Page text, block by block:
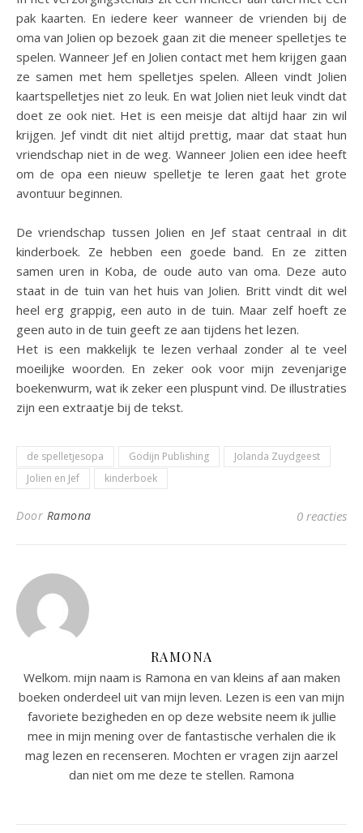
pak kaarten. En iedere keer wanneer de vrienden bij de
oma van Jolien op bezoek gaan zit die meneer spelletjes te
spelen. Wanneer Jef en Jolien contact met hem krijgen gaan
ze samen met hem spelletjes spelen. Alleen vindt Jolien
kaartspelletjes niet zo leuk. En wat Jolien niet leuk vindt dat
doet ze ook niet. Het is een meisje dat altijd haar zin wil
krijgen. Jef vindt dit niet altijd prettig, maar dat staat hun
vriendschap niet in de weg. Wanneer Jolien een idee heeft
om de opa een nieuw spelletje te leren gaat het grote
avontuur beginnen.
De vriendschap tussen Jolien en Jef staat centraal in dit
kinderboek. Ze hebben een goede band. En ze zitten
samen uren in Koba, de oude auto van oma. Deze auto
staat in de tuin van het huis van Jolien. Britt vindt dit wel
heel erg grappig, een auto in de tuin. Maar zelf hoeft ze
geen auto in de tuin geeft ze aan tijdens het lezen.
Het is een makkelijk te lezen verhaal zonder al te veel
moeilijke woorden. En zeker ook voor mijn zevenjarige
boekenwurm, wat ik zeker een pluspunt vind. De illustraties
zijn een extraatje bij de tekst.
de spelletjesopa Godijn Publishing
Jolanda Zuydgeest
Jolien en Jef
kinderboek
Door Ramona 0 reacties
RAMONA
Welkom. mijn naam is Ramona en van kleins af aan maken
boeken onderdeel uit van mijn leven. Lezen is een van mijn
favoriete bezigheden en op deze website neem ik jullie
mee in mijn mening over de fantastische verhalen die ik
mag lezen en recenseren. Mochten er vragen zijn aarzel
dan niet om me deze te stellen. Ramona